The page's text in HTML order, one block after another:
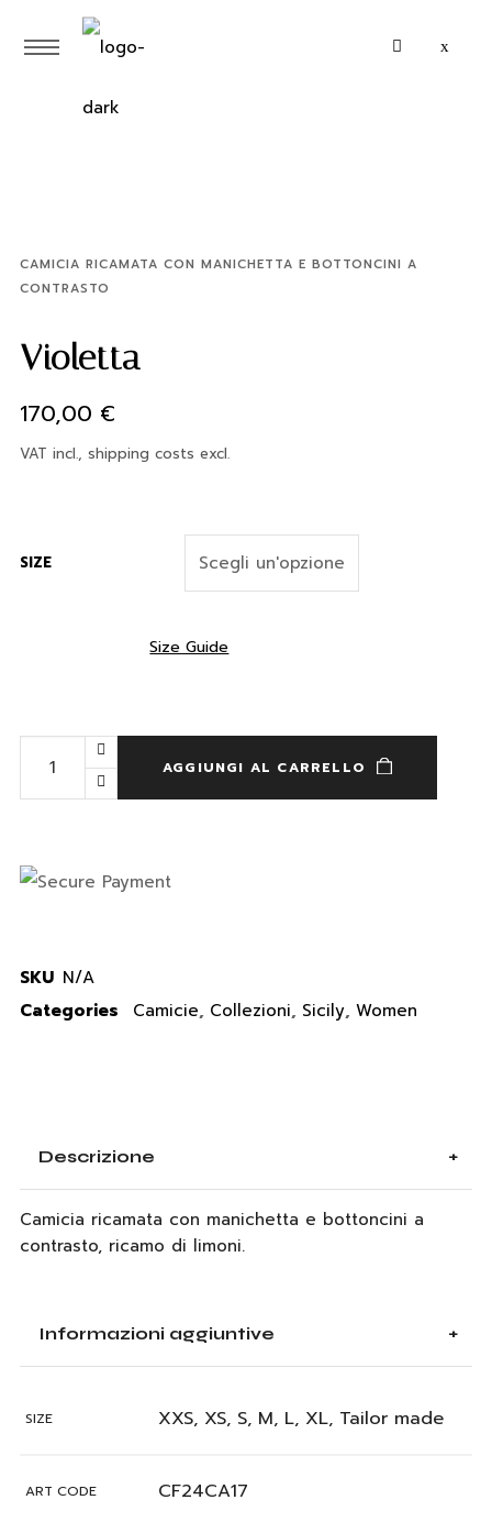
CAMICIA RICAMATA CON MANICHETTA E BOTTONCINI A
CONTRASTO
Violetta
170,00 €
VAT incl., shipping costs excl.
SIZE
Size Guide
AGGIUNGI AL CARRELLO
SKU N/A
Categories
Camicie, Collezioni, Sicily, Women
Descrizione
Camicia ricamata con manichetta e bottoncini a
contrasto, ricamo di limoni.
Informazioni aggiuntive
SIZE XXS, XS, S, M, L, XL, Tailor made
ART CODE CF24CA17